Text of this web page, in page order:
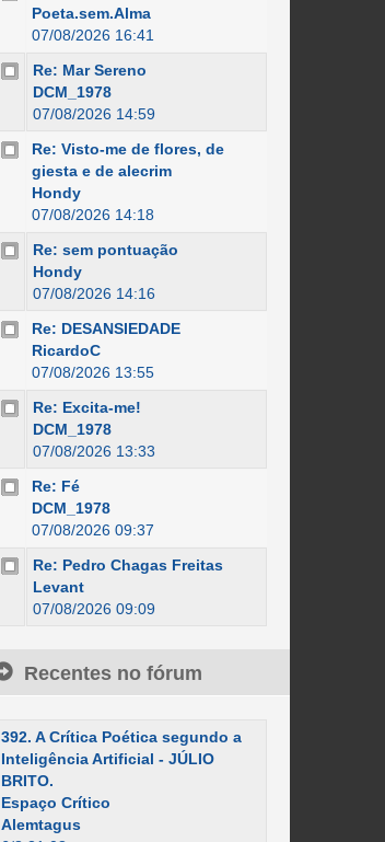
Poeta.sem.Alma
07/08/2026 16:41
Re: Mar Sereno
DCM_1978
07/08/2026 14:59
Re: Visto-me de flores, de
giesta e de alecrim
Hondy
07/08/2026 14:18
Re: sem pontuação
Hondy
07/08/2026 14:16
Re: DESANSIEDADE
RicardoC
07/08/2026 13:55
Re: Excita-me!
DCM_1978
07/08/2026 13:33
Re: Fé
DCM_1978
07/08/2026 09:37
Re: Pedro Chagas Freitas
Levant
07/08/2026 09:09
Recentes no fórum
392. A Crítica Poética segundo a
Inteligência Artificial - JÚLIO
BRITO.
Espaço Crítico
Alemtagus